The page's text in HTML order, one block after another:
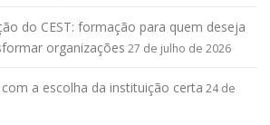
do CEST: formação para quem deseja
organizações 27 de julho de 2026
a escolha da instituição certa 24 de